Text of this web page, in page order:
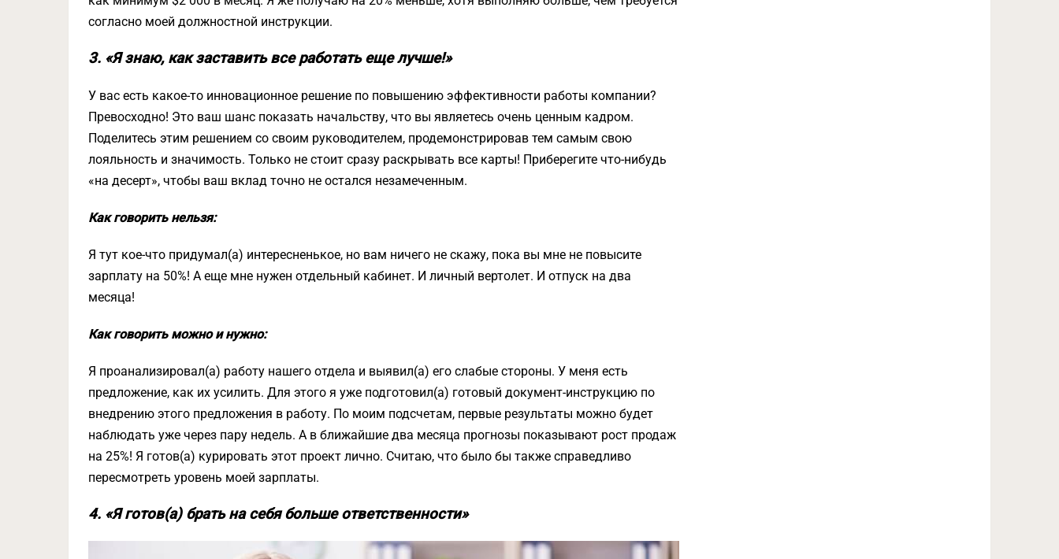
согласно моей должностной инструкции.
3. «Я знаю, как заставить все работать еще лучше!»
У вас есть какое-то инновационное решение по повышению эффективности работы компании?
Превосходно! Это ваш шанс показать начальству, что вы являетесь очень ценным кадром.
Поделитесь этим решением со своим руководителем, продемонстрировав тем самым свою
лояльность и значимость. Только не стоит сразу раскрывать все карты! Приберегите что-нибудь
«на десерт», чтобы ваш вклад точно не остался незамеченным.
Как говорить нельзя:
Я тут кое-что придумал(а) интересненькое, но вам ничего не скажу, пока вы мне не повысите
зарплату на 50%! А еще мне нужен отдельный кабинет. И личный вертолет. И отпуск на два
месяца!
Как говорить можно и нужно:
Я проанализировал(а) работу нашего отдела и выявил(а) его слабые стороны. У меня есть
предложение, как их усилить. Для этого я уже подготовил(а) готовый документ-инструкцию по
внедрению этого предложения в работу. По моим подсчетам, первые результаты можно будет
наблюдать уже через пару недель. А в ближайшие два месяца прогнозы показывают рост продаж
на 25%! Я готов(а) курировать этот проект лично. Считаю, что было бы также справедливо
пересмотреть уровень моей зарплаты.
4. «Я готов(а) брать на себя больше ответственности»